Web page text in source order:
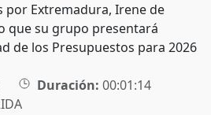
por Extremadura, Irene de
que su grupo presentará
de los Presupuestos para 2026
Duración: 00:01:14